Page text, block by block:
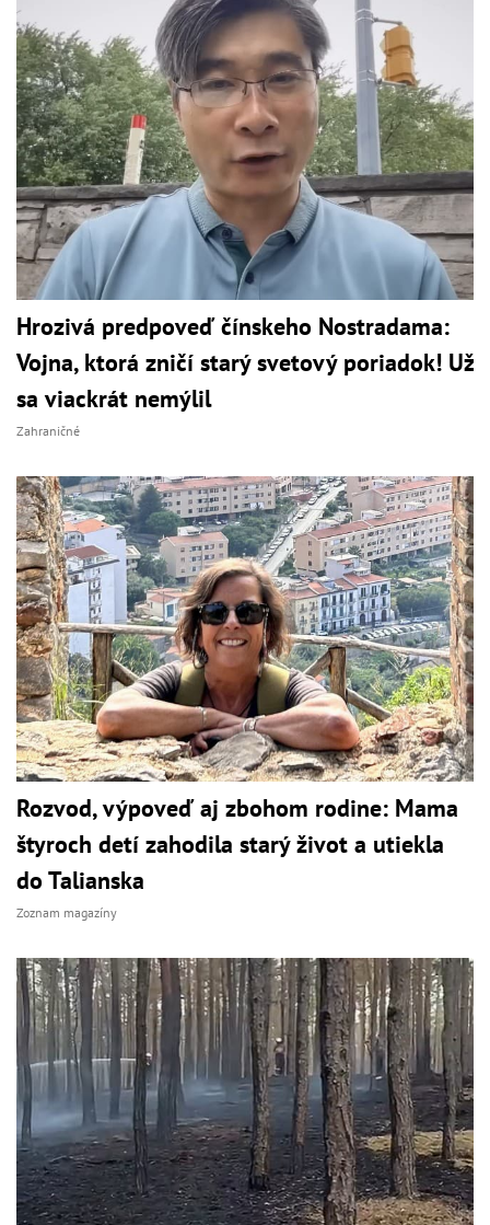
Hrozivá predpoveď čínskeho Nostradama:
Vojna, ktorá zničí starý svetový poriadok! Už
sa viackrát nemýlil
Zahraničné
Rozvod, výpoveď aj zbohom rodine: Mama
štyroch detí zahodila starý život a utiekla
do Talianska
Zoznam magazíny